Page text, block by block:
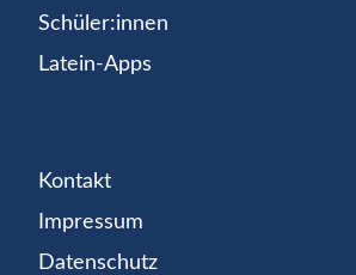
Schüler:innen
Latein-Apps
Kontakt
Impressum
Datenschutz